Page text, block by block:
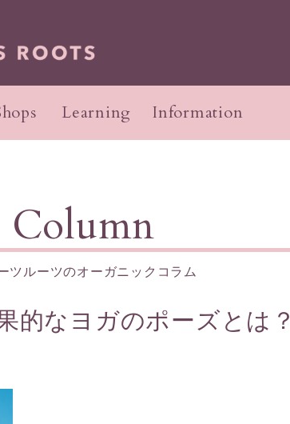
アクセス
Learning Information
Column
ツルーツのオーガニックコラム
的なヨガのポーズとは？